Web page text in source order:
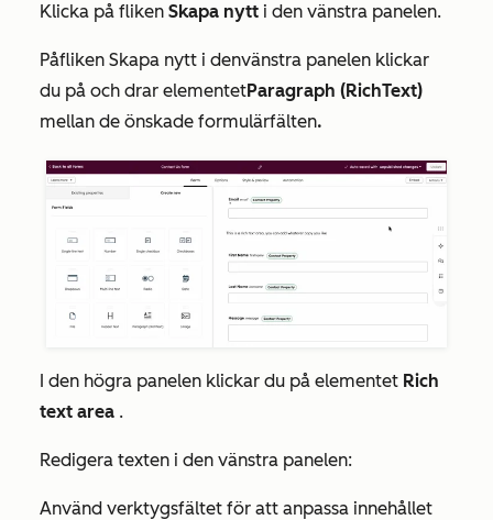
Klicka på fliken Skapa nytt i den vänstra panelen.
Påfliken Skapa nytt i denvänstra panelen klickar
du på och drar elementetParagraph (RichText)
mellan de önskade formulärfälten.
I den högra panelen klickar du på elementet Rich
text area .
Redigera texten i den vänstra panelen:
Använd verktygsfältet för att anpassa innehållet